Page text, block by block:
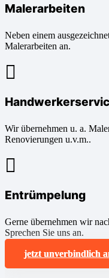
Malerarbeiten
Neben einem
Malerarbeiten an.
Wir übernehmen u. a.
Renovierungen u.v.m..
Entrümpelung
Gerne übernehmen wir
Sprechen Sie uns an.
jetzt unverbindlich